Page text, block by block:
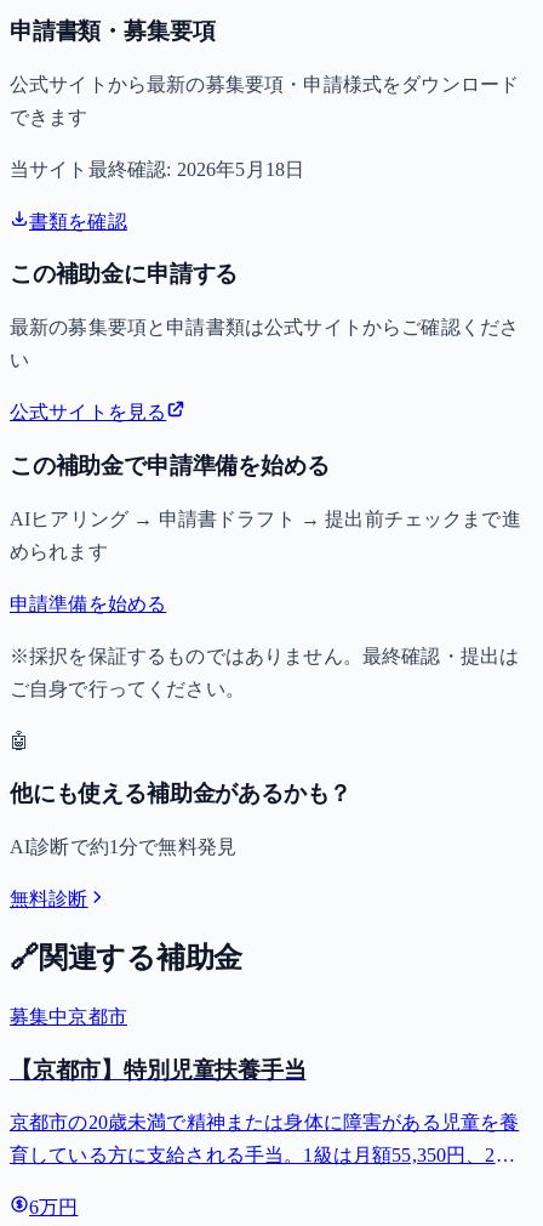
申請書類・募集要項
公式サイトから最新の募集要項・申請様式をダウンロード
できます
当サイト最終確認: 2026年5月18日
書類を確認
この補助金に申請する
最新の募集要項と申請書類は公式サイトからご確認くださ
い
公式サイトを見る
この補助金で申請準備を始める
AIヒアリング → 申請書ドラフト → 提出前チェックまで進
められます
申請準備を始める
※採択を保証するものではありません。最終確認・提出は
ご自身で行ってください。
🤖
他にも使える補助金があるかも？
AI診断で約1分で無料発見
無料診断
🔗関連する補助金
募集中京都市
【京都市】特別児童扶養手当
京都市の20歳未満で精神または身体に障害がある児童を養
育している方に支給される手当。1級は月額55,350円、2級
6万円